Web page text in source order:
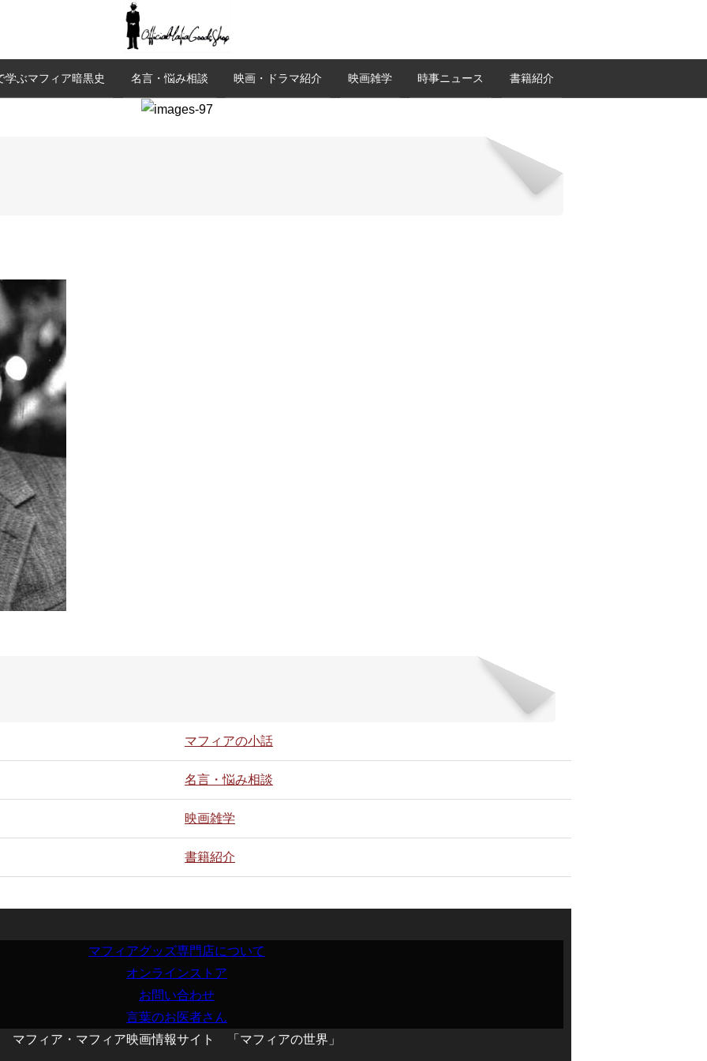
学ぶマフィア暗黒史 名言・悩み相談 映画・ドラマ紹介 映画雑学 時事ニュース 書籍紹介
マフィアの小話
名言・悩み相談
映画雑学
書籍紹介
マフィアグッズ専門店について
オンラインストア
お問い合わせ
言葉のお医者さん
マフィア・マフィア映画情報サイト 「マフィアの世界」